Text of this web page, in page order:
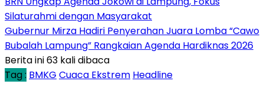
Silaturahmi dengan Masyarakat
Gubernur Mirza Hadiri Penyerahan Juara Lomba “Cawo
Bubalah Lampung” Rangkaian Agenda Hardiknas 2026
Berita ini 63 kali dibaca
Tag : BMKG Cuaca Ekstrem Headline